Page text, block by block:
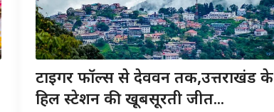
टाइगर फॉल्स से देववन तक,उत्तराखंड के
हिल स्टेशन की खूबसूरती जीत...